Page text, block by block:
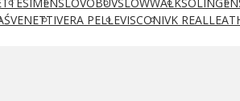
VENETTIVERA PELLEVISCONIVK